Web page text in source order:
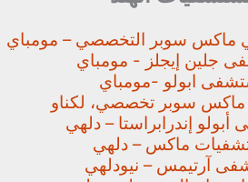
ماكس سوبر التخصصي – مومباي
جلين إيجلز - مومباي
ابولو -مومباي
سوبر تخصصي، لكناو
إندرابراستا – دلهي
ماكس – دلهي
آرتيمس – نيودلهي